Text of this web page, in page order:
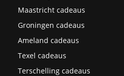
Maastricht cadeaus
Groningen cadeaus
Ameland cadeaus
Texel cadeaus
Terschelling cadeaus